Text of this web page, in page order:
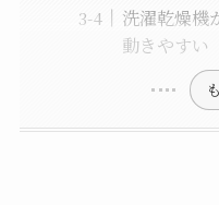
洗濯乾燥機
動きやすい